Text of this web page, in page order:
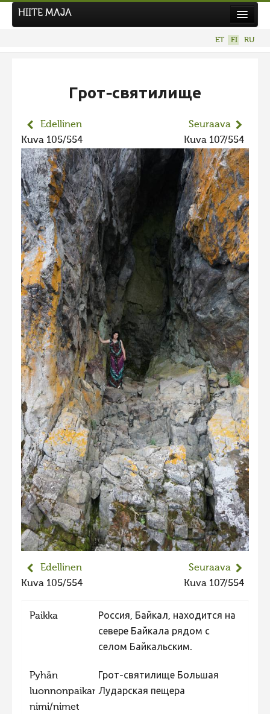
Hiite kuvavõistlus 2026
Hiisien kuvakilpailu 2025
2025 kuvakilpailu lisä
Liikuvad kuvad 2025
Hiisien kuvakilpailu 2024
2024 kuvakilpailu lisä
Liikkuvat kuvat 2024
Hiisien kuvakilpailu 2023
2023 kuvakilpailu lisä
Liikkuvat kuvat 2023
Hiite kuvavõistlus 2022
Hiite kuvavõistlus 2022 lisa
Liikkuvat kuvat 2022
Hiite kuvavõistlus 2021
Liikkuvat kuvat 2021
Hiite kuvavõistlus 2020
Liikkuvat kuvat 2020
Hiite kuvavõistlus 2019
Hiite kuvavõistlus 2018
Hiite kuvavõistlus 2017
Hiite kuvavõistlus 2016
Hiite kuvavõistlus 2014
Hiite kuvavõistlus 2012
Hiite kuvavõistlus 2008
HIITE MAJA
ET FI RU
Грот-святилище
Edellinen
Kuva 105/554
Seuraava
Kuva 107/554
Edellinen
Kuva 105/554
Seuraava
Kuva 107/554
Paikka
Россия, Байкал, находится на
севере Байкала рядом с
селом Байкальским.
Pyhän
luonnonpaikan
nimi/nimet
Грот-святилище Большая
Лударская пещера